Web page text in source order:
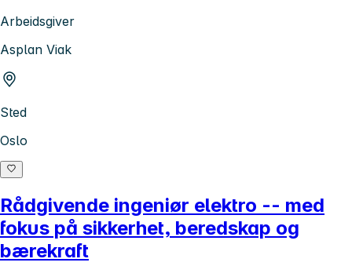
Arbeidsgiver
Asplan Viak
Sted
Oslo
Rådgivende ingeniør elektro -- med
fokus på sikkerhet, beredskap og
bærekraft